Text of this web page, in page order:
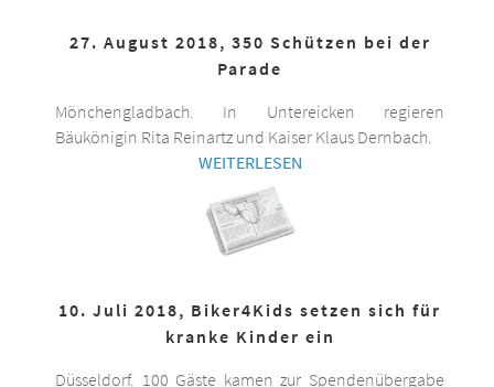
27. August 2018, 350 Schützen bei der
Parade
Mönchengladbach. In Untereicken regieren
Bäukönigin Rita Reinartz und Kaiser Klaus Dernbach.
WEITERLESEN
10. Juli 2018, Biker4Kids setzen sich für
kranke Kinder ein
Düsseldorf. 100 Gäste kamen zur Spendenübergabe